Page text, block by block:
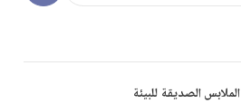
الملابس الصديقة للبيئة